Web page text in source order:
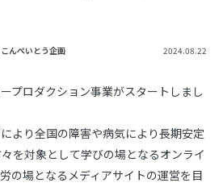
んぺいとう企画 2024.08.22
プロダクション事業がスタートしまし
より全国の障害や病気により長期安定
を対象として学びの場となるオンライ
の場となるメディアサイトの運営を目